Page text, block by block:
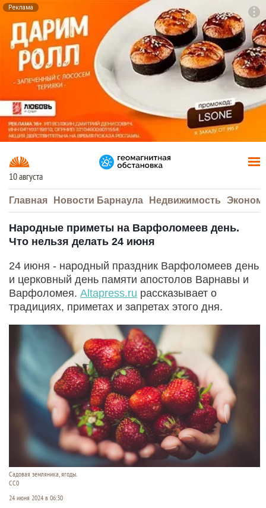
Реклама
10 августа
Главная Новости Барнаула Недвижимость
Народные приметы на Варфоломеев день.
Что нельзя делать 24 июня
24 июня - народный праздник Варфоломеев день
и церковный день памяти апостолов Варнавы и
Варфоломея. Altapress.ru рассказывает о
традициях, приметах и запретах этого дня.
Садовая земляника, ягоды.
СС0
24 июня 2024 в 06:30